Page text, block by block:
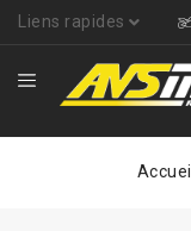
Liens rapides
Accueil